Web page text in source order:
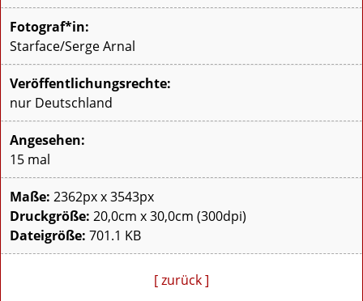
Fotograf*in:
Starface/Serge Arnal
Veröffentlichungsrechte:
nur Deutschland
Angesehen:
15 mal
Maße: 2362px x 3543px
Druckgröße: 20,0cm x 30,0cm (300dpi)
Dateigröße: 701.1 KB
[ zurück ]